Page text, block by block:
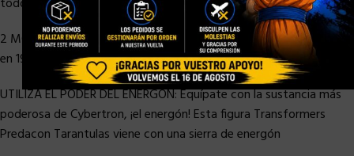
2 MODOS ÉPICOS: La figura de acción se convierte en tarántula
en 19 pasos. Viene con accesorio ballesta
UTILIZA EL PODER DEL ENERGÓN: Equípate con la sustancia más
poderosa de Cybertron, ¡el energón! Esta figura Transformers
Predacon Tarantulas viene con una sierra de energón